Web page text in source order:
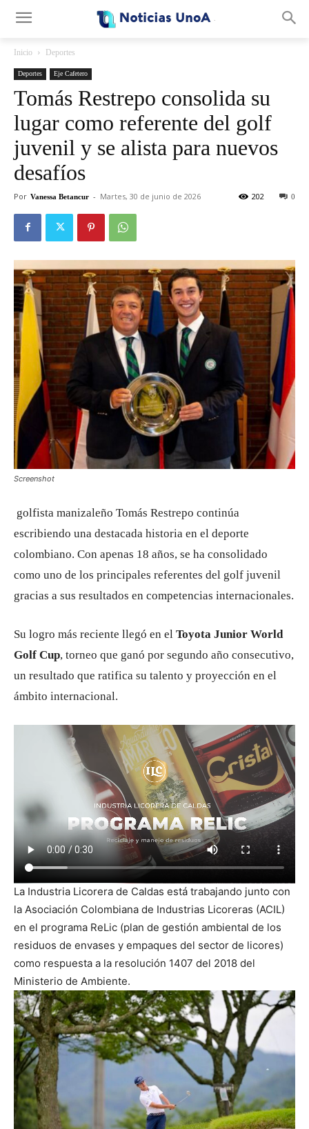
Inicio Deportes
Deportes Eje Cafetero
Tomás Restrepo consolida su
lugar como referente del golf
juvenil y se alista para nuevos
desafíos
Por Vanessa Betancur - Martes, 30 de junio de 2026 0
202
Screenshot
golfista manizaleño Tomás Restrepo continúa
escribiendo una destacada historia en el deporte
colombiano. Con apenas 18 años, se ha consolidado
como uno de los principales referentes del golf juvenil
gracias a sus resultados en competencias internacionales.
Su logro más reciente llegó en el Toyota Junior World
Golf Cup, torneo que ganó por segundo año consecutivo,
un resultado que ratifica su talento y proyección en el
ámbito internacional.
La Industria Licorera de Caldas está trabajando junto con
la Asociación Colombiana de Industrias Licoreras (ACIL)
en el programa ReLic (plan de gestión ambiental de los
residuos de envases y empaques del sector de licores)
como respuesta a la resolución 1407 del 2018 del
Ministerio de Ambiente.